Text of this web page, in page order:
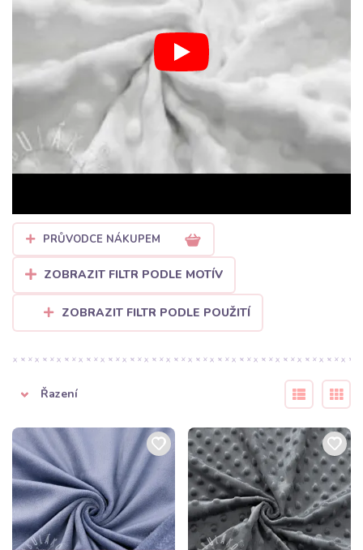
Díky své odolnosti zůstává krásný a nadýchaný i po mnoha
praních, což z něj činí ideální volbu pro každodenní používání.
Proč si vybrat Minky z
Bubulákova pro váš další projekt?
Ráj pro miminka:
Minky je absolutní jedničkou při šití
dětské výbavičky. Vytvořte z něj ty nejjemnější dětské deky,
hnízdečka pro miminka, zavinovačky, muchláčky nebo
Hřejivé pohodlí:Díky svým termoregulačním vlastnostem
je skvělé jako podšívka do zimních fusaků, nákrčníků nebo
jako vrchní vrstva pro stylové přehozy na postel.
Snadná kombinovatelnost:Minky vypadá fantasticky v
kombinaci s našimi bavlněnými úplety nebo prémiovou
bavlnou. Kontrast hladké bavlny a strukturovaného Minky
Široká paleta barev:
Od jemných pastelových odstínů pro
novorozence až po syté a moderní barvy, které oživí každý
Práce s Minky je radost, která přináší okamžitý pocit pohodlí.
Nechte se inspirovat naší nabídkou a ušijte něco, co bude
doslova pohlazením pro pokožku.
PRŮVODCE NÁKUPEM
ZOBRAZIT FILTR PODLE MOTÍV
ZOBRAZIT FILTR PODLE POUŽITÍ
Řazení